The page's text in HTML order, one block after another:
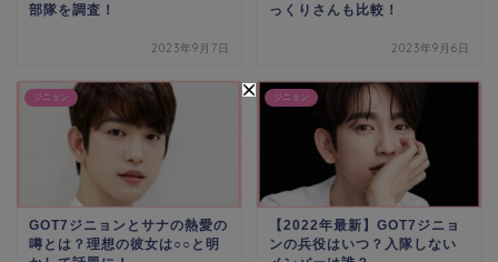
部隊を調査！
2023年9月7日
っくりさんも比較！
2023年9月6日
ジニョン
GOT7ジニョンとサナの熱愛の
噂とは？理想の彼女は○○と明
ジニョン
【2022年最新】GOT7ジニョ
ンの兵役はいつ？入隊しない